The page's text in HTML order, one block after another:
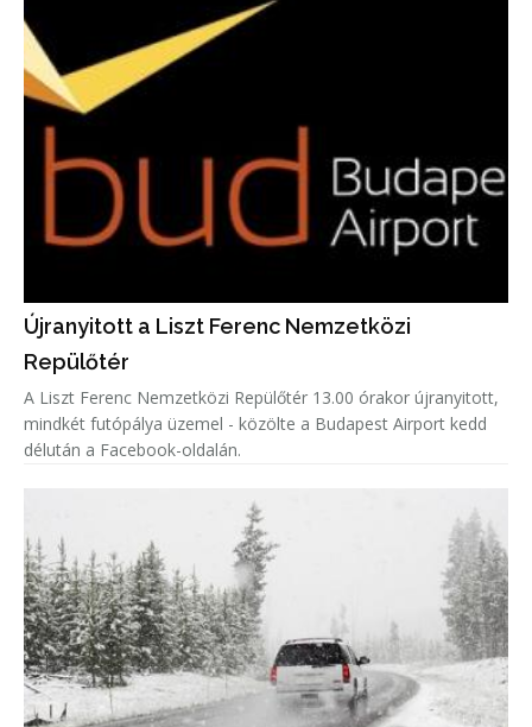
Újranyitott a Liszt Ferenc Nemzetközi
Repülőtér
A Liszt Ferenc Nemzetközi Repülőtér 13.00 órakor újranyitott,
mindkét futópálya üzemel - közölte a Budapest Airport kedd
délután a Facebook-oldalán.